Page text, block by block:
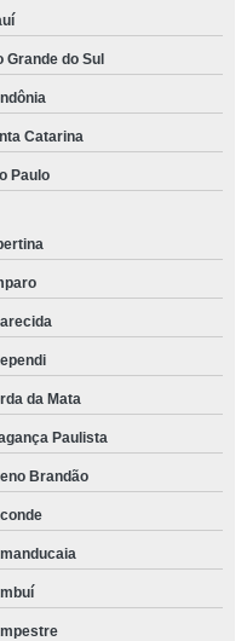
Grande do Sul
Catarina
Paulo
da Mata
Paulista
Brandão